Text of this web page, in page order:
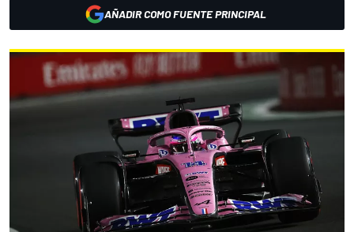
AÑADIR COMO FUENTE PRINCIPAL